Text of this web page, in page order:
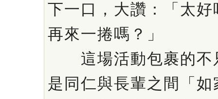
下一口，大讚：「太
再來一捲嗎？」
這場活動包裹的不
是同仁與長輩之間「